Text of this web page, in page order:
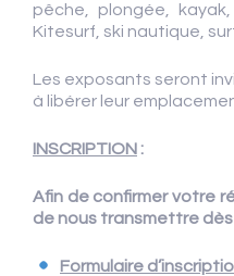
pêche, plongée,
Kitesurf, ski nautique,
Les exposants seront
à libérer leur
INSCRIPTION :
Afin de confirmer votre
de nous transmettre
Formulaire